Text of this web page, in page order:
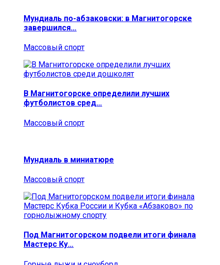
Мундиаль по-абзаковски: в Магнитогорске
завершился…
Массовый спорт
В Магнитогорске определили лучших
футболистов сред…
Массовый спорт
Мундиаль в миниатюре
Массовый спорт
Под Магнитогорском подвели итоги финала
Мастерс Ку…